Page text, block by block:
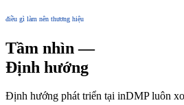
điều gì làm nên thương hiệu
Tầm nhìn —
Định hướng
Định hướng phát triển tại inDMP luôn